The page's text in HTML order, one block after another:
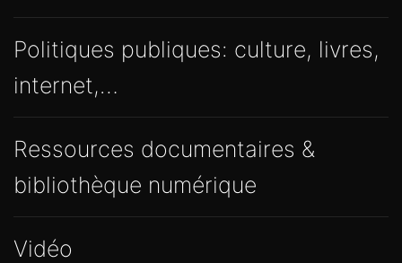
Politiques publiques: culture, livres,
internet,…
Ressources documentaires &
bibliothèque numérique
Vidéo